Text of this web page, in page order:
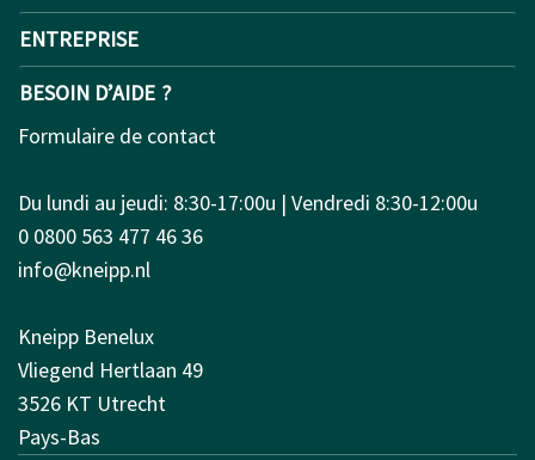
ENTREPRISE
BESOIN D’AIDE ?
Formulaire de contact
Du lundi au jeudi: 8:30-17:00u | Vendredi 8:30-12:00u
0 0800 563 477 46 36
info@kneipp.nl
Kneipp Benelux
Vliegend Hertlaan 49
3526 KT Utrecht
Pays-Bas